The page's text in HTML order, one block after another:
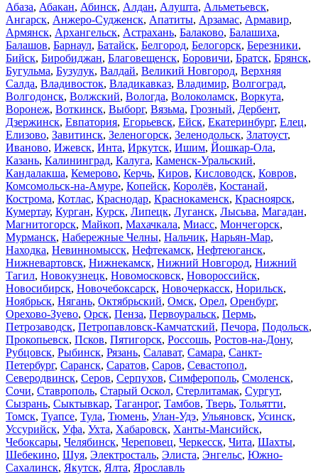
Абаза, Абакан, Абинск, Алдан, Алушта, Альметьевск,
Ангарск, Анжеро-Судженск, Апатиты, Арзамас, Армавир,
Армянск, Архангельск, Астрахань, Балаково, Балашиха,
Балашов, Барнаул, Батайск, Белгород, Белогорск, Березники,
Бийск, Биробиджан, Благовещенск, Боровичи, Братск, Брянск,
Бугульма, Бузулук, Валдай, Великий Новгород, Верхняя
Салда, Владивосток, Владикавказ, Владимир, Волгоград,
Волгодонск, Волжский, Вологда, Волоколамск, Воркута,
Воронеж, Воткинск, Выборг, Вязьма, Грозный, Дербент,
Дзержинск, Евпатория, Егорьевск, Ейск, Екатеринбург, Елец,
Елизово, Завитинск, Зеленогорск, Зеленодольск, Златоуст,
Иваново, Ижевск, Инта, Иркутск, Ишим, Йошкар-Ола,
Казань, Калининград, Калуга, Каменск-Уральский,
Кандалакша, Кемерово, Керчь, Киров, Кисловодск, Ковров,
Комсомольск-на-Амуре, Копейск, Королёв, Костанай,
Кострома, Котлас, Краснодар, Краснокаменск, Красноярск,
Кумертау, Курган, Курск, Липецк, Луганск, Лысьва, Магадан,
Магнитогорск, Майкоп, Махачкала, Миасс, Мончегорск,
Мурманск, Набережные Челны, Нальчик, Нарьян-Мар,
Находка, Невинномысск, Нефтекамск, Нефтеюганск,
Нижневартовск, Нижнекамск, Нижний Новгород, Нижний
Тагил, Новокузнецк, Новомосковск, Новороссийск,
Новосибирск, Новочебоксарск, Новочеркасск, Норильск,
Ноябрьск, Нягань, Октябрьский, Омск, Орел, Оренбург,
Орехово-Зуево, Орск, Пенза, Первоуральск, Пермь,
Петрозаводск, Петропавловск-Камчатский, Печора, Подольск,
Прокопьевск, Псков, Пятигорск, Россошь, Ростов-на-Дону,
Рубцовск, Рыбинск, Рязань, Салават, Самара, Санкт-
Петербург, Саранск, Саратов, Саров, Севастопол,
Северодвинск, Серов, Серпухов, Симферополь, Смоленск,
Сочи, Ставрополь, Старый Оскол, Стерлитамак, Сургут,
Сызрань, Сыктывкар, Таганрог, Тамбов, Тверь, Тольятти,
Томск, Туапсе, Тула, Тюмень, Улан-Удэ, Ульяновск, Усинск,
Уссурийск, Уфа, Ухта, Хабаровск, Ханты-Мансийск,
Чебоксары, Челябинск, Череповец, Черкесск, Чита, Шахты,
Шебекино, Шуя, Электросталь, Элиста, Энгельс, Южно-
Сахалинск, Якутск, Ялта, Ярославль